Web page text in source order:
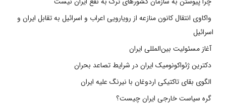
واکاوی انتقال کانون منازعه از رویارویی اعراب و اسرائیل به تقابل ایران و
اسرائیل
آغاز مسئولیت بین‌المللی ایران
دکترین ژئواکونومیک ایران در شرایط تصاعد بحران
الگوی بقای تاکتیکی اردوغان با نیرنگ علیه ایران
گره سیاست خارجی ایران چیست؟